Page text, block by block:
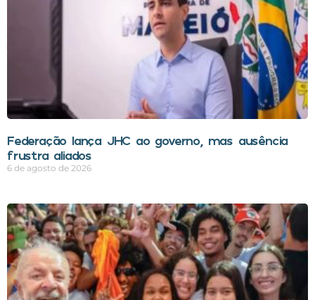
Federação lança JHC ao governo, mas ausência
frustra aliados
6 de agosto de 2026